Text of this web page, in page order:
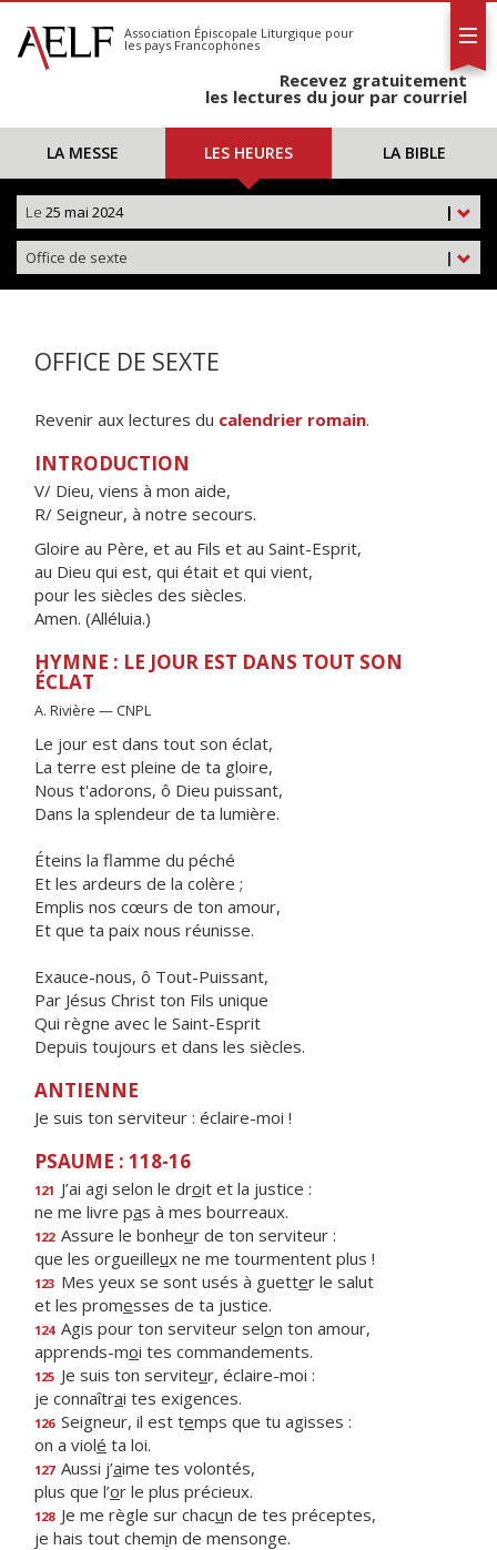
S'abonner
Calendrier
Association Épiscopale Liturgique pour
les pays Francophones
Recevez gratuitement
les lectures du jour par courriel
LA MESSE LES HEURES LA BIBLE
|
Le 25 mai 2024
|
Office de sexte
OFFICE DE SEXTE
Revenir aux lectures du calendrier romain.
INTRODUCTION
V/ Dieu, viens à mon aide,
R/ Seigneur, à notre secours.
Gloire au Père, et au Fils et au Saint-Esprit,
au Dieu qui est, qui était et qui vient,
pour les siècles des siècles.
Amen. (Alléluia.)
HYMNE : LE JOUR EST DANS TOUT SON
ÉCLAT
A. Rivière — CNPL
Le jour est dans tout son éclat,
La terre est pleine de ta gloire,
Nous t'adorons, ô Dieu puissant,
Dans la splendeur de ta lumière.
Éteins la flamme du péché
Et les ardeurs de la colère ;
Emplis nos cœurs de ton amour,
Et que ta paix nous réunisse.
Exauce-nous, ô Tout-Puissant,
Par Jésus Christ ton Fils unique
Qui règne avec le Saint-Esprit
Depuis toujours et dans les siècles.
ANTIENNE
Je suis ton serviteur : éclaire-moi !
PSAUME : 118-16
121 J’ai agi selon le droit et la justice :
ne me livre pas à mes bourreaux.
122 Assure le bonheur de ton serviteur :
que les orgueilleux ne me tourmentent plus !
123 Mes yeux se sont usés à guetter le salut
et les promesses de ta justice.
124 Agis pour ton serviteur selon ton amour,
apprends-moi tes commandements.
125 Je suis ton serviteur, éclaire-moi :
je connaîtrai tes exigences.
126 Seigneur, il est temps que tu agisses :
on a violé ta loi.
127 Aussi j’aime tes volontés,
plus que l’or le plus précieux.
128 Je me règle sur chacun de tes préceptes,
je hais tout chemin de mensonge.